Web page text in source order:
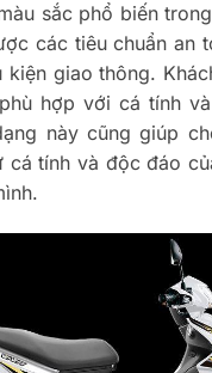
sắc phổ biến
các tiêu chuẩn an
kiện giao thông.
hợp với cá tính
này cũng giúp
cá tính và độc đáo